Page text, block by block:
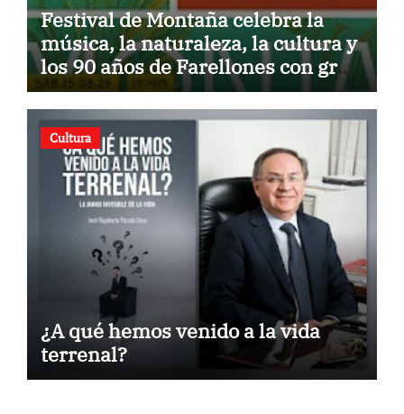
Festival de Montaña celebra la
música, la naturaleza, la cultura y
los 90 años de Farellones con gran
concierto al aire libre
Cultura
¿A qué hemos venido a la vida
terrenal?